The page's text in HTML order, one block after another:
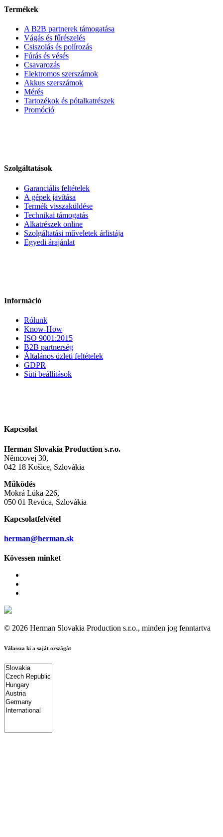
Termékek
A B2B partnerek támogatása
Vágás és fűrészelés
Csiszolás és polírozás
Fúrás és vésés
Csavarozás
Elektromos szerszámok
Akkus szerszámok
Mérés
Tartozékok és pótalkatrészek
Promóció
Szolgáltatások
Garanciális feltételek
A gépek javítása
Termék visszaküldése
Technikai támogatás
Alkatrészek online
Szolgáltatási műveletek árlistája
Egyedi árajánlat
Információ
Rólunk
Know-How
ISO 9001:2015
B2B partnerség
Általános üzleti feltételek
GDPR
Süti beállítások
Kapcsolat
Herman Slovakia Production s.r.o.
Němcovej 30,
042 18 Košice, Szlovákia
Működés
Mokrá Lúka 226,
050 01 Revúca, Szlovákia
Kapcsolatfelvétel
herman@herman.sk
Kövessen minket
© 2026 Herman Slovakia Production s.r.o., minden jog fenntartva
Válassza ki a saját országát